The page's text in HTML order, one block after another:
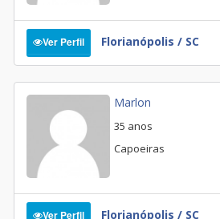
Ver Perfil Florianópolis / SC
Marlon
35 anos
Capoeiras
Ver Perfil Florianópolis / SC